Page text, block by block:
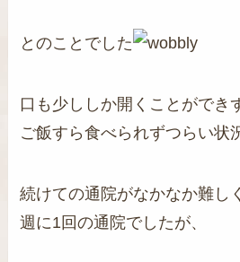
とのことでした
口も少ししか開くことができ
ご飯すら食べられずつらい状
続けての通院がなかなか難しく
週に1回の通院でしたが、